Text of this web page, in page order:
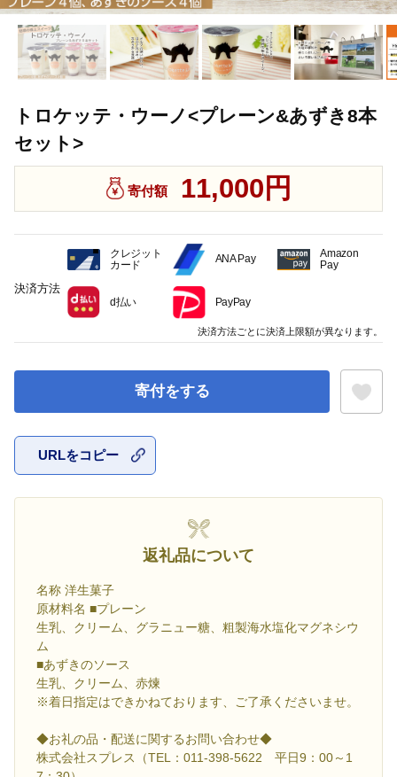
トロケッテ・ウーノ<プレーン&あずき8本
セット>
寄付額 11,000円
寄付をする
URLをコピー
返礼品について
名称 洋生菓子
原材料名 ■プレーン
生乳、クリーム、グラニュー糖、粗製海水塩化マグネシウ
ム
■あずきのソース
生乳、クリーム、赤煉
※着日指定はできかねております、ご了承くださいませ。
◆お礼の品・配送に関するお問い合わせ◆
株式会社スプレス（TEL：011-398-5622 平日9：00～1
決済方法
クレジット
カード
ANA Pay
Amazon
Pay
d払い PayPay
決済方法ごとに決済上限額が異なります。